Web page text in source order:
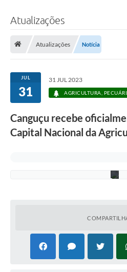
Atualizações
Atualizações Notícia
JUL
31
31 JUL 2023
AGRICULTURA,
Canguçu recebe
Capital Nacional da
r
P
r